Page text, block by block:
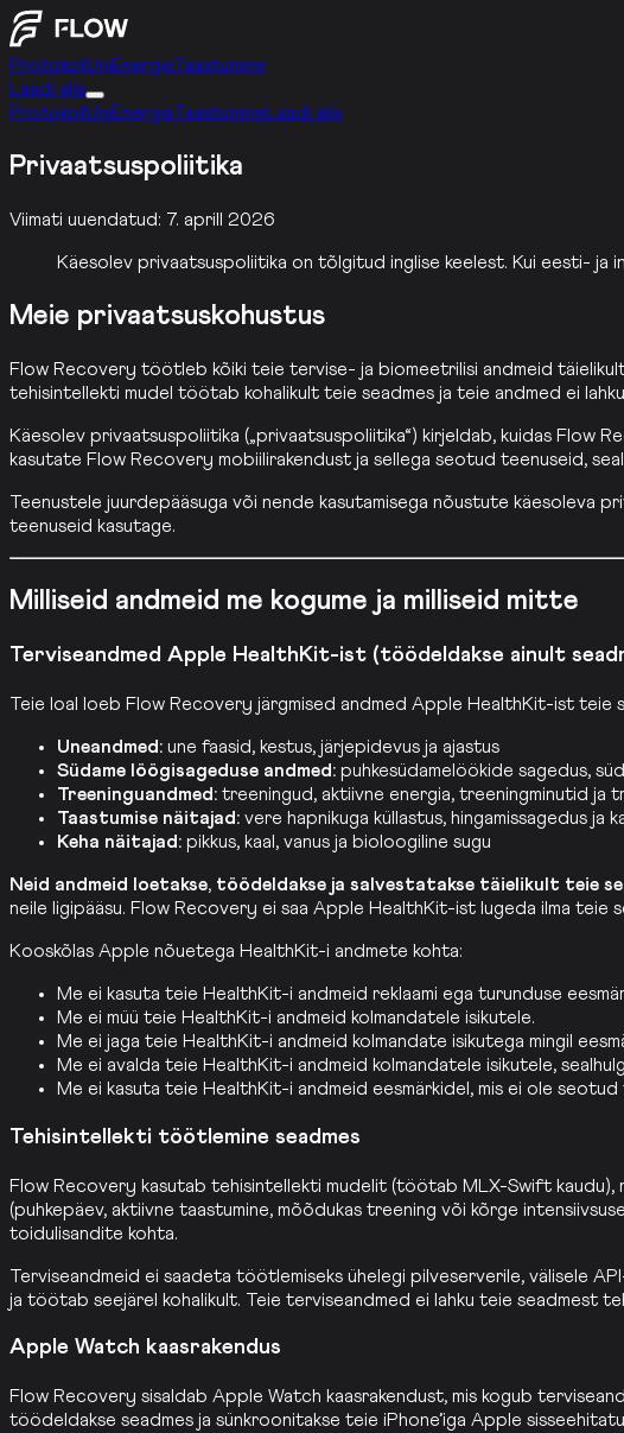
Protokoll UniEnergiaTaastumine
Laadi alla
Protokoll UniEnergiaTaastumine Laadi alla
Privaatsuspoliitika
Viimati uuendatud: 7. aprill 2026
Käesolev privaatsuspoliitika on tõlgitud inglise keelest. Kui eesti- ja
Meie privaatsuskohustus
Flow Recovery töötleb kõiki teie tervise- ja biomeetrilisi andmeid
tehisintellekti mudel töötab kohalikult teie seadmes ja teie andmed ei
Käesolev privaatsuspoliitika („privaatsuspoliitika“) kirjeldab, kuidas Flow
kasutate Flow Recovery mobiilirakendust ja sellega seotud teenuseid,
Teenustele juurdepääsuga või nende kasutamisega nõustute käesoleva
teenuseid kasutage.
Milliseid andmeid me kogume ja milliseid mitte
Terviseandmed Apple HealthKit-ist (töödeldakse ainult
Teie loal loeb Flow Recovery järgmised andmed Apple HealthKit-ist teie
Uneandmed: une faasid, kestus, järjepidevus ja ajastus
Südame löögisageduse andmed: puhkesüdamelöökide sagedus,
Treeninguandmed: treeningud, aktiivne energia, treeningminutid ja
Taastumise näitajad: vere hapnikuga küllastus, hingamissagedus ja
Keha näitajad: pikkus, kaal, vanus ja bioloogiline sugu
Neid andmeid loetakse, töödeldakse ja salvestatakse täielikult teie
neile ligipääsu. Flow Recovery ei saa Apple HealthKit-ist lugeda ilma teie
Kooskõlas Apple nõuetega HealthKit-i andmete kohta:
Me ei kasuta teie HealthKit-i andmeid reklaami ega turunduse
Me ei müü teie HealthKit-i andmeid kolmandatele isikutele.
Me ei jaga teie HealthKit-i andmeid kolmandate isikutega mingil
Me ei avalda teie HealthKit-i andmeid kolmandatele isikutele,
Me ei kasuta teie HealthKit-i andmeid eesmärkidel, mis ei ole
Tehisintellekti töötlemine seadmes
Flow Recovery kasutab tehisintellekti mudelit (töötab MLX-Swift
(puhkepäev, aktiivne taastumine, mõõdukas treening või kõrge
toidulisandite kohta.
Terviseandmeid ei saadeta töötlemiseks ühelegi pilveserverile, välisele
ja töötab seejärel kohalikult. Teie terviseandmed ei lahku teie seadmest
Apple Watch kaasrakendus
Flow Recovery sisaldab Apple Watch kaasrakendust, mis kogub
töödeldakse seadmes ja sünkroonitakse teie iPhone’iga Apple